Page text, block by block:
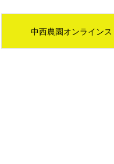
中西農園オンラインス